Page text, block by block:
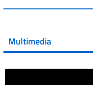
Vai al post →
Multimedia